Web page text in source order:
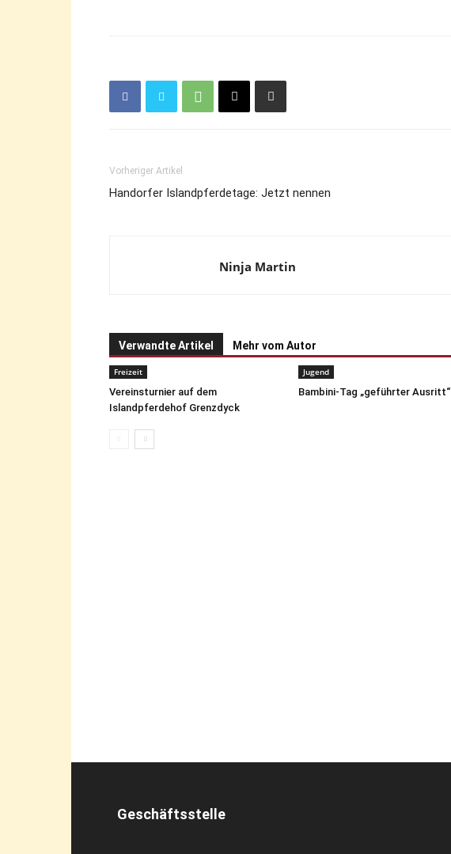
Vorheriger Artikel
Handorfer Islandpferdetage: Jetzt nennen
Ninja Martin
Verwandte Artikel Mehr vom Autor
Freizeit
Vereinsturnier auf dem
Islandpferdehof Grenzdyck
Jugend
Bambini-Tag „geführter Ausritt“
Geschäftsstelle